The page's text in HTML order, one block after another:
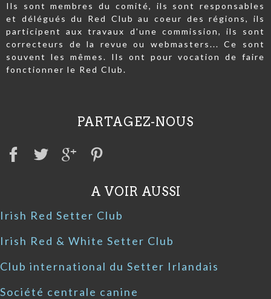
Ils sont membres du comité, ils sont responsables
et délégués du Red Club au coeur des régions, ils
participent aux travaux d'une commission, ils sont
correcteurs de la revue ou webmasters... Ce sont
souvent les mêmes. Ils ont pour vocation de faire
fonctionner le Red Club.
PARTAGEZ-NOUS
A VOIR AUSSI
Irish Red Setter Club
Irish Red & White Setter Club
Club international du Setter Irlandais
Société centrale canine